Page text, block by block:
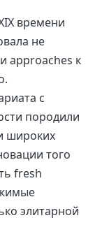
времени
не
approaches к
с
породили
широких
того
fresh
элитарной